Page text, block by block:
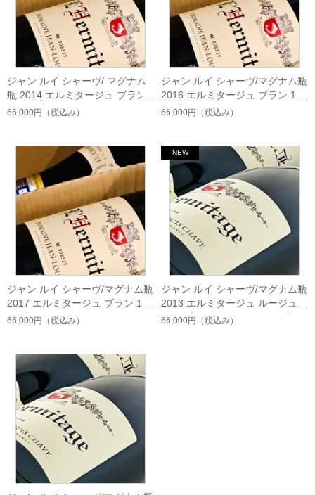
ジャン ルイ シャーヴ/ マグナム
瓶 2014 エルミタージュ ブラン
1500ml入（フランス ローヌ 白）
66,000円 （税込み）
ジャン ルイ シャーヴ/マグナム瓶
2016 エルミタージュ ブラン 150
0ml入（フランス ローヌ 白）
66,000円 （税込み）
ジャン ルイ シャーヴ/マグナム瓶
2017 エルミタージュ ブラン 150
0ml入（フランス ローヌ 白）
66,000円 （税込み）
ジャン ルイ シャーヴ/マグナム瓶
2013 エルミタージュ ルージュ1
500ml入（フランス ローヌ 赤）
66,000円 （税込み）